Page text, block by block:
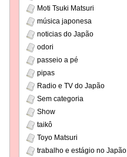
Moti Tsuki Matsuri
música japonesa
noticias do Japão
odori
passeio a pé
pipas
Radio e TV do Japão
Sem categoria
Show
taikô
Toyo Matsuri
trabalho e estágio no Japão